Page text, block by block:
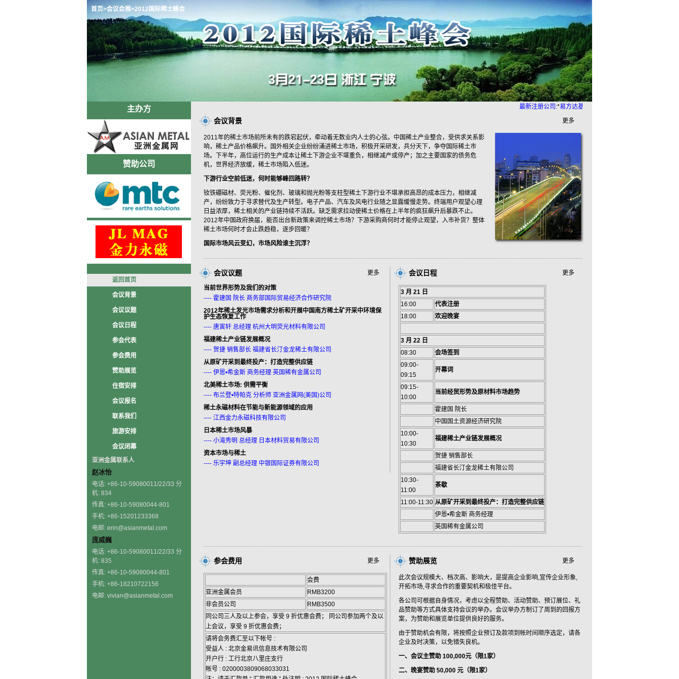
首页>会议会展>2012国际稀土峰会
主办方
赞助公司
返回首页
会议背景
会议议题
会议日程
参会代表
参会费用
赞助展览
住宿安排
会议报名
联系我们
旅游安排
会议闭幕
亚洲金属联系人
赵冰怡
电话: +86-10-59080011/22/33 分
机: 834
传真: +86-10-59080044-801
手机: +86-15201233368
电邮: erin@asianmetal.com
庞威巍
电话: +86-10-59080011/22/33 分
机: 835
传真: +86-10-59080044-801
手机: +86-18210722156
电邮: vivian@asianmetal.com
最新注册公司:* 易方达基金管理有限公司
会议背景 更多
2011年的稀土市场前所未有的跌宕起伏，牵动着无数业内人士的心弦。中国稀土产业整合，受供求关系影
响，稀土产品价格飙升。国外相关企业纷纷涌进稀土市场，积极开采研发，兵分天下，争夺国际稀土市
场。下半年，高位运行的生产成本让稀土下游企业不堪重负，相继减产或停产；加之主要国家的债务危
机，世界经济放缓，稀土市场陷入低迷。
下游行业空前低迷，何时能够峰回路转？
钕铁硼磁材、荧光粉、催化剂、玻璃和抛光粉等支柱型稀土下游行业不堪承担高昂的成本压力，相继减
产，纷纷致力于寻求替代及生产转型。电子产品、汽车及风电行业随之显露缓慢走势。终端用户观望心理
日益浓厚，稀土相关的产业链持续不活跃。缺乏需求拉动使稀土价格在上半年的疯狂飙升后暴跌不止。
2012年中国政府换届，能否出台新政策来调控稀土市场？下游采购商何时才能停止观望，入市补货？整体
稀土市场何时才会止跌趋稳，逐步回暖？
国际市场风云变幻，市场风险谁主沉浮？
会议议题 更多
当前世界形势及我们的对策
---- 霍建国 院长 商务部国际贸易经济合作研究院
2012年稀土发光市场需求分析和开展中国南方稀土矿开采中环境保
护生态恢复工作
---- 唐寅轩 总经理 杭州大明荧光材料有限公司
福建稀土产业链发展概况
---- 贺捷 销售部长 福建省长汀金龙稀土有限公司
从原矿开采到最终投产：打造完整供应链
---- 伊恩•希金斯 商务经理 英国稀有金属公司
北美稀土市场: 供需平衡
---- 布兰登•特帕克 分析师 亚洲金属网(美国)公司
稀土永磁材料在节能与新能源领域的应用
---- 江西金力永磁科技有限公司
日本稀土市场风暴
---- 小滝秀明 总经理 日本材料贸易有限公司
资本市场与稀土
---- 乐宇坤 副总经理 中银国际证券有限公司
会议日程 更多
3 月 21 日
16:00
代表注册
18:00
欢迎晚宴
3 月 22 日
08:30
会场签到
09:00-
09:15
开幕词
09:15-
10:00
当前经贸形势及原材料市场趋势
霍建国 院长
中国国土资源经济研究院
10:00-
10:30
福建稀土产业链发展概况
贺捷 销售部长
福建省长汀金龙稀土有限公司
10:30-
11:00
茶歇
11:00-11:30 从原矿开采到最终投产：打造完整供应链
伊恩•希金斯 商务经理
英国稀有金属公司
参会费用 更多
会费
亚洲金属会员
RMB3200
非会员公司
RMB3500
同公司三人及以上参会，享受 9 折优惠会费； 同公司参加两个及以
上会议，享受 9 折优惠会费；
请将会务费汇至以下帐号 :
受益人 : 北京金易讯信息技术有限公司
开户行 : 工行北京八里庄支行
帐号 : 0200003809068033031
赞助展览 更多
此次会议规模大、档次高、影响大，是提高企业影响,宣传企业形象,
开拓市场,寻求合作的重要契机和极佳平台。
各公司可根据自身情况，考虑以全程赞助、活动赞助、预订展位、礼
品赞助等方式具体支持会议的举办。会议举办方制订了周到的回报方
案，为赞助和展览单位提供良好的服务。
由于赞助机会有限，将按照企业预订及款项到帐时间顺序选定，请各
企业及时决策，以免错失良机。
一、会议主赞助 100,000元（限1家）
二、晚宴赞助 50,000 元（限1家）